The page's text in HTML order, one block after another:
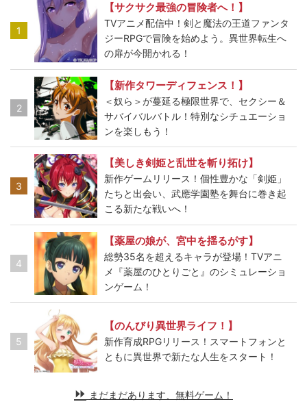
1
【サクサク最強の冒険者へ！】
TVアニメ配信中！剣と魔法の王道ファンタ
ジーRPGで冒険を始めよう。異世界転生へ
の扉が今開かれる！
2
【新作タワーディフェンス！】
＜奴ら＞が蔓延る極限世界で、セクシー＆
サバイバルバトル！特別なシチュエーショ
ンを楽しもう！
3
【美しき剣姫と乱世を斬り拓け】
新作ゲームリリース！個性豊かな「剣姫」
たちと出会い、武應学園塾を舞台に巻き起
こる新たな戦いへ！
4
【薬屋の娘が、宮中を揺るがす】
総勢35名を超えるキャラが登場！TVアニ
メ『薬屋のひとりごと』のシミュレーショ
ンゲーム！
5
【のんびり異世界ライフ！】
新作育成RPGリリース！スマートフォンと
ともに異世界で新たな人生をスタート！
まだまだあります、無料ゲーム！